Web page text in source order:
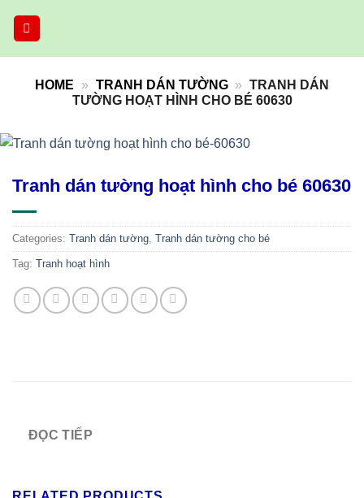
HOME » TRANH DÁN TƯỜNG » TRANH DÁN
TƯỜNG HOẠT HÌNH CHO BÉ 60630
Tranh dán tường hoạt hình cho bé 60630
Categories: Tranh dán tường, Tranh dán tường cho bé
Tag: Tranh hoạt hình
ĐỌC TIẾP